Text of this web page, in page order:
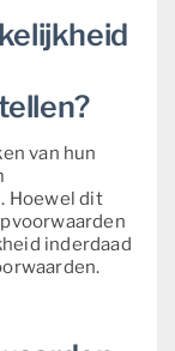
van hun
Hoewel dit
inderdaad